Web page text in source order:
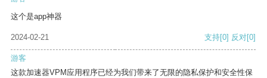
这个是app神器
2024-02-21 支持[0] 反对[0]
游客
这款加速器VPM应用程序已经为我们带来了无限的隐私保护和安全性保